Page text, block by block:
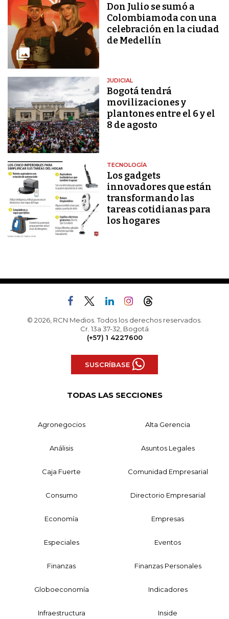
Don Julio se sumó a
Colombiamoda con una
celebración en la ciudad
de Medellín
JUDICIAL
Bogotá tendrá
movilizaciones y
plantones entre el 6 y el
8 de agosto
TECNOLOGÍA
Los gadgets
innovadores que están
transformando las
tareas cotidianas para
los hogares
© 2026, RCN Medios. Todos los derechos reservados.
Cr. 13a 37-32, Bogotá
(+57) 1 4227600
SUSCRÍBASE
TODAS LAS SECCIONES
Agronegocios Alta Gerencia
Análisis Asuntos Legales
Caja Fuerte Comunidad Empresarial
Consumo Directorio Empresarial
Economía Empresas
Especiales Eventos
Finanzas Finanzas Personales
Globoeconomía Indicadores
Infraestructura Inside